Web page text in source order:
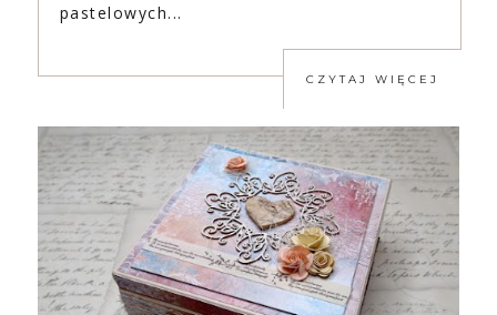
pastelowych...
CZYTAJ WIĘCEJ